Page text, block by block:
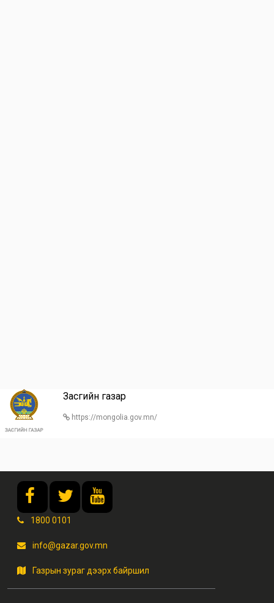
Засгийн газар
https://mongolia.gov.mn/
1800 0101
info@gazar.gov.mn
Газрын зураг дээрх байршил